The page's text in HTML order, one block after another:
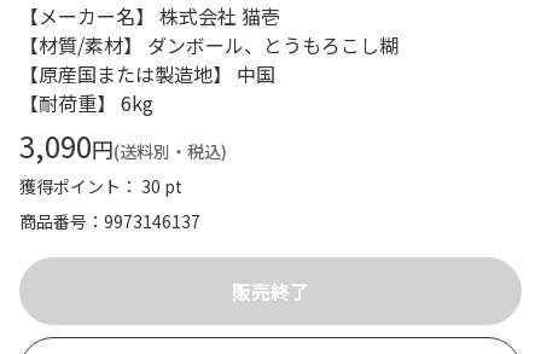
【メーカー名】 株式会社 猫壱
【材質/素材】 ダンボール、とうもろこし糊
【原産国または製造地】 中国
【耐荷重】 6kg
3,090円(送料別・税込)
獲得ポイント： 30 pt
商品番号
9973146137